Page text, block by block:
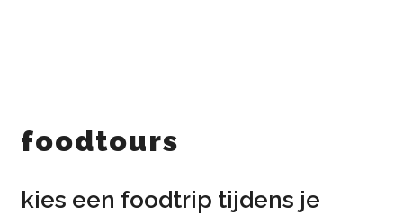
foodtours
kies een foodtrip tijdens je